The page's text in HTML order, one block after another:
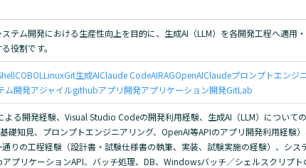
テム開発における生産性向上を目的に、生成AI（LLM）を各開発工程へ適用
役割です。
COBOL LinuxGit生成AIClaude CodeAIRAGOpenAIClaudeプロンプトエンジ
ム開発アジャイルgithubアプリ開発アプリケーション開発GitLab
よる開発経験、Visual Studio Codeの開発利用経験、生成AI（LLM）について
基礎知見、プロンプトエンジニアリング、OpenAI等APIのアプリ開発利用経験
りの工程経験（設計書・試験仕様書の執筆、実装、試験実施の経験）、シス
アプリケーションAPI、バッチ処理、DB、Windowsバッチ／シェルスクリプト